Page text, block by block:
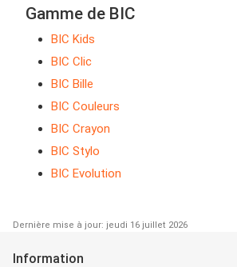
Gamme de BIC
BIC Kids
BIC Clic
BIC Bille
BIC Couleurs
BIC Crayon
BIC Stylo
BIC Evolution
Dernière mise à jour: jeudi 16 juillet 2026
Information